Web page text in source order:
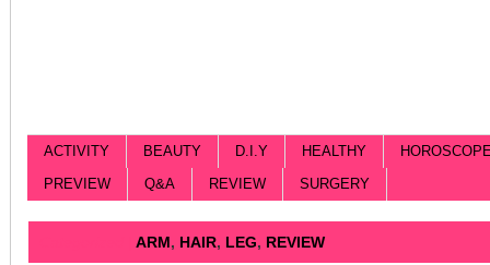
ACTIVITY BEAUTY D.I.Y HEALTHY
PREVIEW
Q&A REVIEW SURGERY
ARM, HAIR, LEG, REVIEW